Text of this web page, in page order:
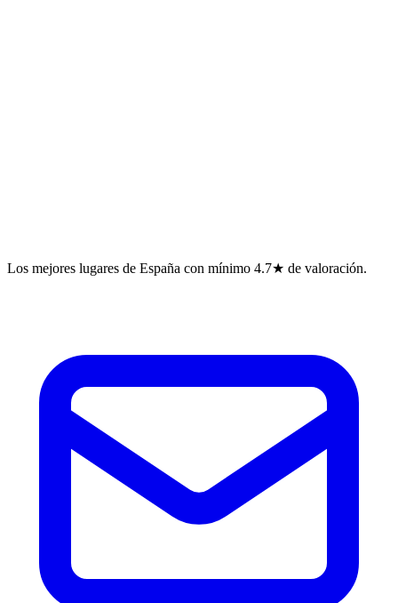
Los mejores lugares de España con mínimo 4.7★ de valoración.